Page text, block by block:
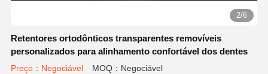
2/6
Retentores ortodônticos transparentes removíveis
personalizados para alinhamento confortável dos dentes
Preço：Negociável MOQ：Negociável